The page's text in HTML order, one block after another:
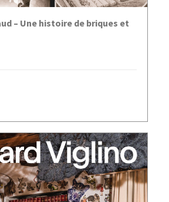
AJOUTER AU PANIER
– Une histoire de briques et